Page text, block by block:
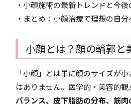
・小顔施術の最新トレンドと今
・まとめ：小顔治療で理想の自分
小顔とは？顔の輪郭と
「小顔」とは単に顔のサイズが
はありません。医学的・美容的
バランス、皮下脂肪の分布、筋